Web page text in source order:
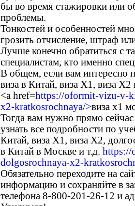
бы во время стажировки или
проблемы.
Тонкостей и особенностей
грозить отчисление, штраф
Лучше конечно обратиться с
специалистам, кто именно
В общем, если вам интересно
виза в Китай, виза X1, виза
<a href=https://oformit-vizu-v-
x2-kratkosrochnaya/>виза x1
Тогда вам нужно прямо
узнать все подробности по
Китай, виза X1, виза X2,
в Китай в Москве и т.д. https://
dolgosrochnaya-x2-
Обязательно переходите на
информацию и сохраняйте в
телефона 8-800-201-26-12 и